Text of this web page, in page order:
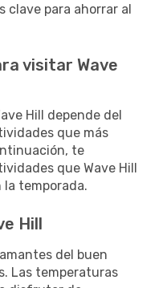
clave para ahorrar al
visitar Wave
Hill depende del
que más
te
que Wave Hill
temporada.
Hill
del buen
Las temperaturas